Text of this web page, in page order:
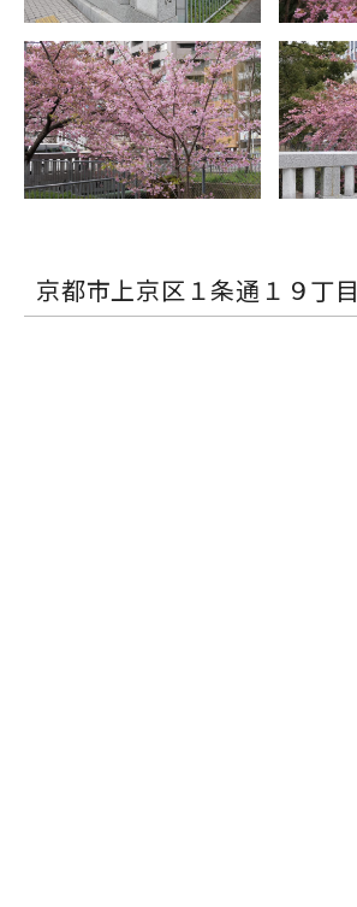
京都市上京区１条通１９丁目